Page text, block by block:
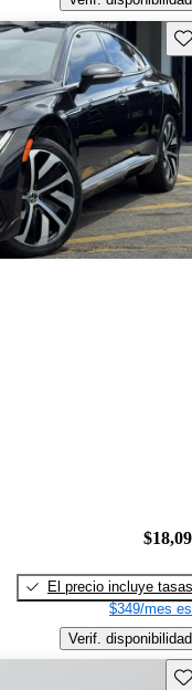
El precio incluye tasas
$349/mes
Verif. disponibilidad